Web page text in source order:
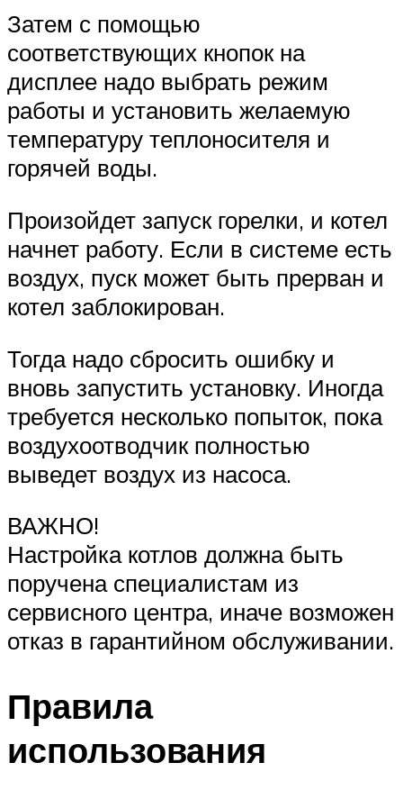
Затем с помощью
соответствующих кнопок на
дисплее надо выбрать режим
работы и установить желаемую
температуру теплоносителя и
горячей воды.
Произойдет запуск горелки, и котел
начнет работу. Если в системе есть
воздух, пуск может быть прерван и
котел заблокирован.
Тогда надо сбросить ошибку и
вновь запустить установку. Иногда
требуется несколько попыток, пока
воздухоотводчик полностью
выведет воздух из насоса.
ВАЖНО!
Настройка котлов должна быть
поручена специалистам из
сервисного центра, иначе возможен
отказ в гарантийном обслуживании.
Правила
использования